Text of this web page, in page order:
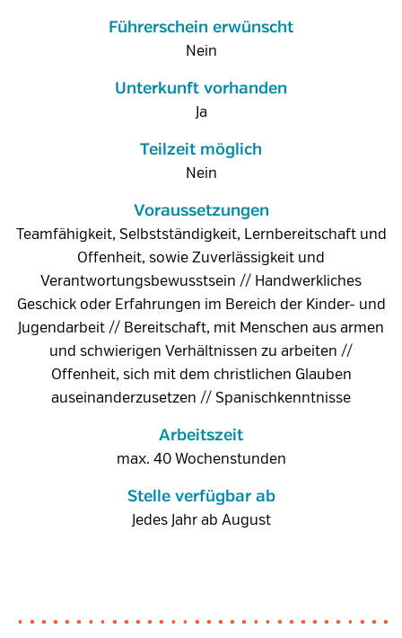
Führerschein erwünscht
Nein
Unterkunft vorhanden
Ja
Teilzeit möglich
Nein
Voraussetzungen
Teamfähigkeit, Selbstständigkeit, Lernbereitschaft und
Offenheit, sowie Zuverlässigkeit und
Verantwortungsbewusstsein // Handwerkliches
Geschick oder Erfahrungen im Bereich der Kinder- und
Jugendarbeit // Bereitschaft, mit Menschen aus armen
und schwierigen Verhältnissen zu arbeiten //
Offenheit, sich mit dem christlichen Glauben
auseinanderzusetzen // Spanischkenntnisse
Arbeitszeit
max. 40 Wochenstunden
Stelle verfügbar ab
Jedes Jahr ab August